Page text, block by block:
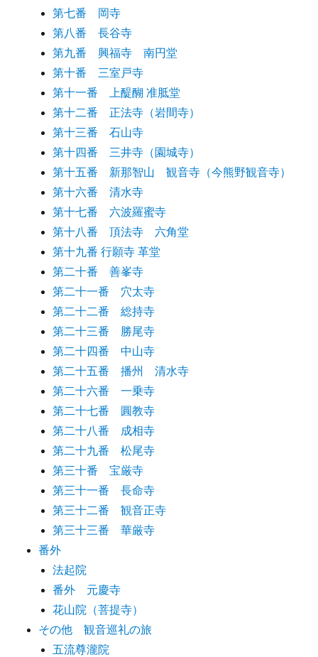
第七番 岡寺
第八番 長谷寺
第九番 興福寺 南円堂
第十番 三室戸寺
第十一番 上醍醐 准胝堂
第十二番 正法寺（岩間寺）
第十三番 石山寺
第十四番 三井寺（園城寺）
第十五番 新那智山 観音寺（今熊野観音寺）
第十六番 清水寺
第十七番 六波羅蜜寺
第十八番 頂法寺 六角堂
第十九番 行願寺 革堂
第二十番 善峯寺
第二十一番 穴太寺
第二十二番 総持寺
第二十三番 勝尾寺
第二十四番 中山寺
第二十五番 播州 清水寺
第二十六番 一乗寺
第二十七番 圓教寺
第二十八番 成相寺
第二十九番 松尾寺
第三十番 宝厳寺
第三十一番 長命寺
第三十二番 観音正寺
第三十三番 華厳寺
番外
法起院
番外 元慶寺
花山院（菩提寺）
その他 観音巡礼の旅
五流尊瀧院